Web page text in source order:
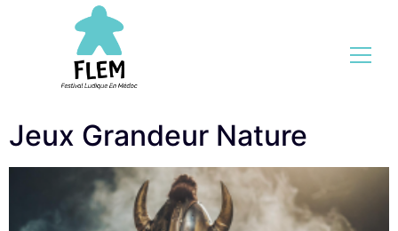
Jeux Grandeur Nature